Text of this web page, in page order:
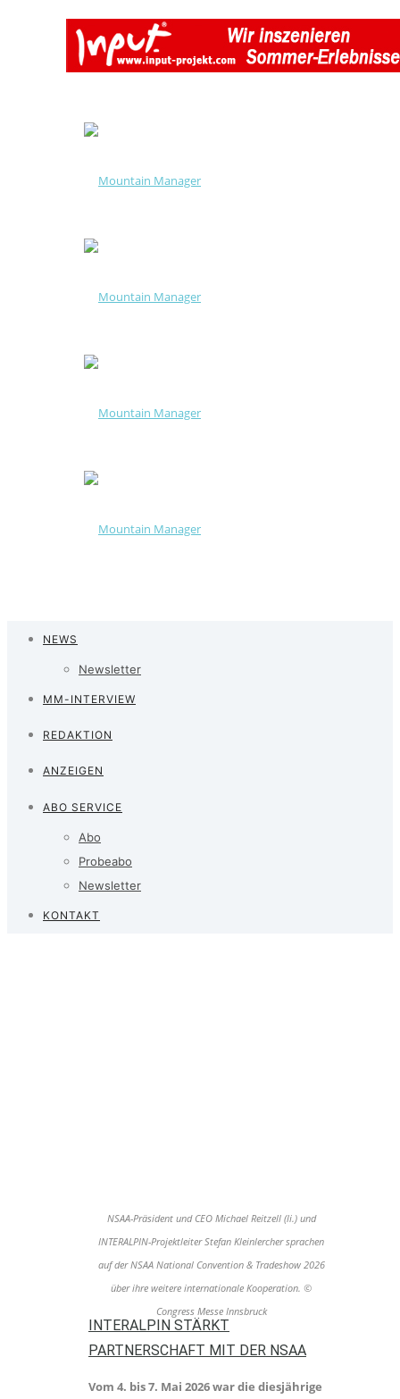
NEWS
Newsletter
MM-INTERVIEW
REDAKTION
ANZEIGEN
ABO SERVICE
Abo
Probeabo
Newsletter
KONTAKT
NSAA-Präsident und CEO Michael Reitzell (li.) und
INTERALPIN-Projektleiter Stefan Kleinlercher sprachen
auf der NSAA National Convention & Tradeshow 2026
über ihre weitere internationale Kooperation. ©
Congress Messe Innsbruck
INTERALPIN STÄRKT
PARTNERSCHAFT MIT DER NSAA
Vom 4. bis 7. Mai 2026 war die diesjährige